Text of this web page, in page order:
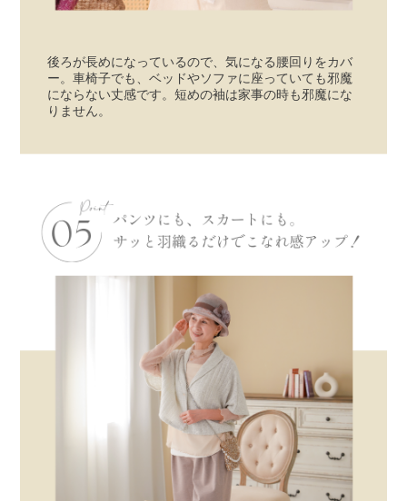
後ろが長めになっているので、気になる腰回りをカバ
ー。車椅子でも、ベッドやソファに座っていても邪魔
にならない丈感です。短めの袖は家事の時も邪魔にな
りません。